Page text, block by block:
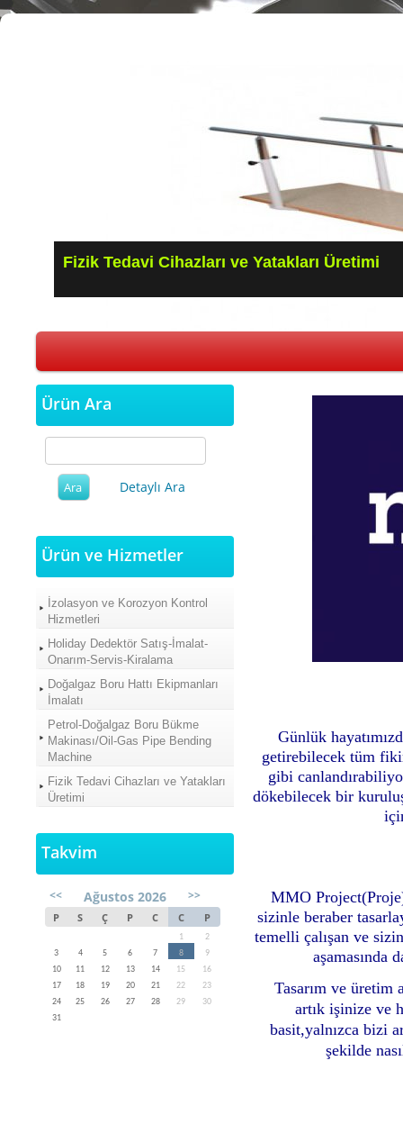
Fizik Tedavi Cihazları ve Yatakları Üretimi
Ürün Ara
Detaylı Ara
Ürün ve Hizmetler
İzolasyon ve Korozyon Kontrol
Hizmetleri
Holiday Dedektör Satış-İmalat-
Onarım-Servis-Kiralama
Doğalgaz Boru Hattı Ekipmanları
İmalatı
Petrol-Doğalgaz Boru Bükme
Makinası/Oil-Gas Pipe Bending
Machine
Fizik Tedavi Cihazları ve Yatakları
Üretimi
Takvim
<< Ağustos 2026 >>
P S Ç P C C P
1
2
3
4 5 6 7 8
9
10
11 12 13 14 15
16
17
18 19 20 21 22
23
24
25 26 27 28 29
30
31
Günlük
getirebilecek tüm
gibi
dökebilecek bir
MMO
sizinle beraber
temelli çalışan ve
aşamasında
Tasarım ve üretim
artık işinize ve
basit,yalnızca bizi
şekilde